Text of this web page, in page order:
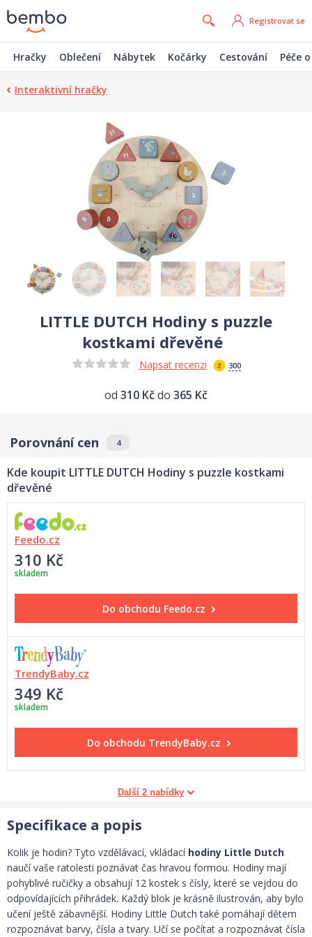
Registrovat se
Hračky Oblečení Nábytek Kočárky Cestování Péče
Interaktivní hračky
LITTLE DUTCH Hodiny s puzzle
kostkami dřevěné
Napsat recenzi 300
od 310 Kčdo 365 Kč
Porovnání cen 4
Kde koupit LITTLE DUTCH Hodiny s puzzle kostkami
dřevěné
Feedo.cz
310 Kč
skladem
Do obchodu Feedo.cz
TrendyBaby.cz
349 Kč
skladem
Do obchodu TrendyBaby.cz
Další 2 nabídky
Specifikace a popis
Kolik je hodin? Tyto vzdělávací, vkládací hodiny Little Dutch
naučí vaše ratolesti poznávat čas hravou formou. Hodiny mají
pohyblivé ručičky a obsahují 12 kostek s čísly, které se vejdou do
odpovídajících přihrádek. Každý blok je krásně ilustrován, aby bylo
učení ještě zábavnější. Hodiny Little Dutch také pomáhají dětem
rozpoznávat barvy, čísla a tvary. Učí se počítat a rozpoznávat čísla